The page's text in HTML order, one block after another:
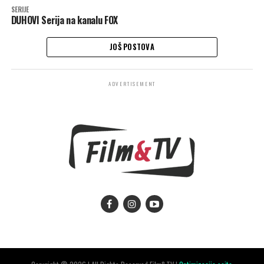
SERIJE
DUHOVI Serija na kanalu FOX
JOŠ POSTOVA
ADVERTISEMENT